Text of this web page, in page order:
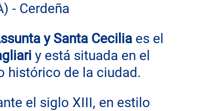
- Cerdeña
y Santa Cecilia es el
y está situada en el
histórico de la ciudad.
el siglo XIII, en estilo